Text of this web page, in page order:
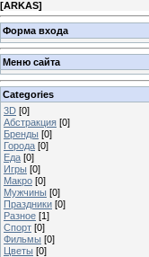
[ARKAS]
Форма входа
Меню сайта
Categories
3D [0]
Абстракция [0]
Бренды [0]
Города [0]
Еда [0]
Игры [0]
Макро [0]
Мужчины [0]
Праздники [0]
Разное [1]
Спорт [0]
Фильмы [0]
Цветы [0]